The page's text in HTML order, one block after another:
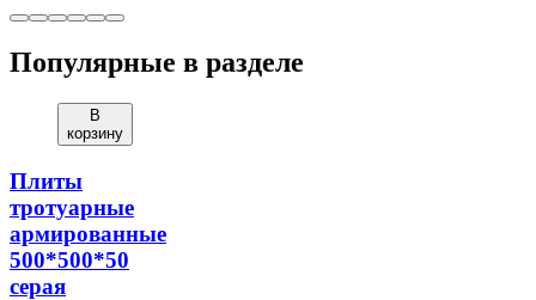
Популярные в разделе
В
корзину
Плиты
тротуарные
армированные
500*500*50
серая